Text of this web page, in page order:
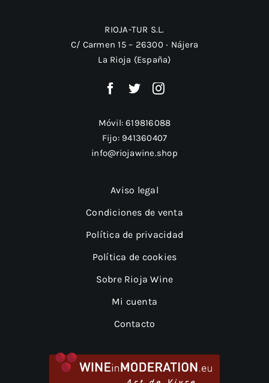
RIOJA-TUR S.L.
C/ Carmen 15 – 26300 ‧ Nájera
La Rioja (España)
Móvil:619816088
Fijo: 941360407
info@riojawine.shop
Aviso legal
Condiciones de venta
Política de privacidad
Política de cookies
Sobre Rioja Wine
Mi cuenta
Contacto